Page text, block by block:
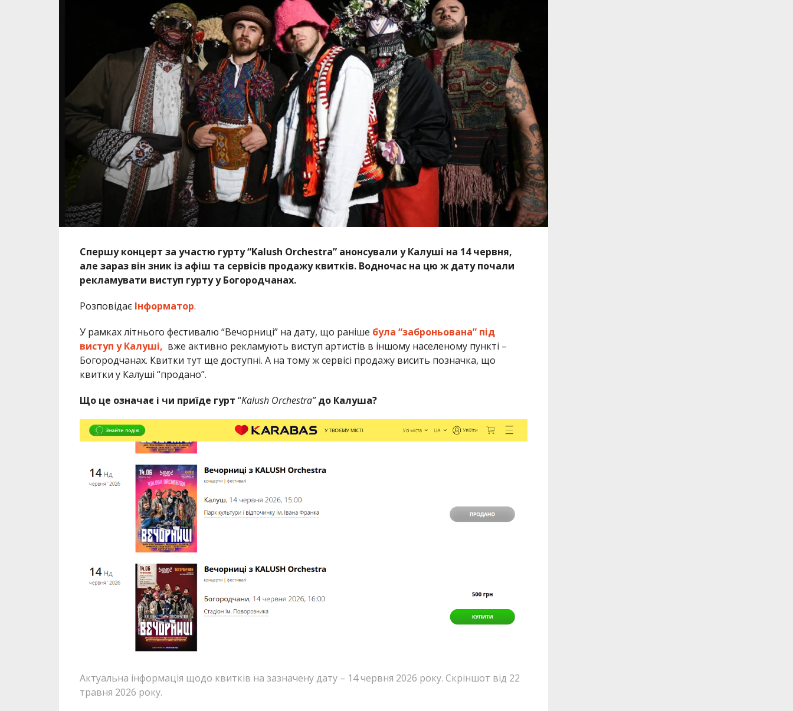
Спершу концерт за участю гурту “Kalush Orchestra”анонсували у Калуші на 14 червня,
але зараз він зник із афіш та сервісів продажу квитків. Водночас на цю ж дату почали
рекламувати виступ гурту у Богородчанах.
Розповідає Інформатор.
У рамках літнього фестивалю “Вечорниці” на дату, що раніше була “заброньована” під
виступ у Калуші, вже активно рекламують виступ артистів в іншому населеному пункті –
Богородчанах. Квитки тут ще доступні. А на тому ж сервісі продажу висить позначка, що
квитки у Калуші “продано”.
Що це означає і чи приїде гурт “Kalush Orchestra”до Калуша?
Актуальна інформація щодо квитків на зазначену дату – 14 червня 2026 року. Скріншот від 22
травня 2026 року.